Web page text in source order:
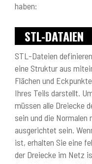
haben:
STL-DATAIEN
STL-Dateien
eine Struktur aus
Flächen und
Ihres Teils darstellt.
müssen alle Dreiecke
sein und die Normalen
ausgerichtet sein.
ist, erhalten Sie eine
der Dreiecke im Netz